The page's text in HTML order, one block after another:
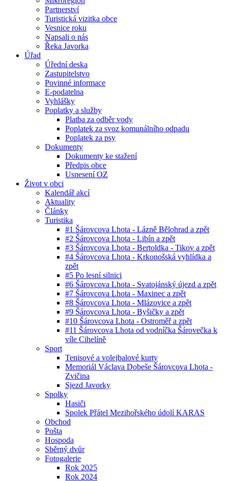
Partnerství
Turistická vizitka obce
Vesnice roku
Napsali o nás
Řeka Javorka
Úřad
Úřední deska
Zastupitelstvo
Povinné informace
E-podatelna
Vyhlášky
Poplatky a služby
Platba za odběr vody
Poplatek za svoz komunálního odpadu
Poplatek za psy
Dokumenty
Dokumenty ke stažení
Předpis obce
Usnesení OZ
Život v obci
Kalendář akcí
Aktuality
Články
Turistika
#1 Šárovcova Lhota - Lázně Bělohrad a zpět
#2 Šárovcova Lhota - Libín a zpět
#3 Šárovcova Lhota - Bertoldka - Tikov a zpět
#4 Šárovcova Lhota - Krkonošská vyhlídka a
zpět
#5 Po lesní silnici
#6 Šárovcova Lhota - Svatojánský újezd a zpět
#7 Šárovcova Lhota - Maxinec a zpět
#8 Šárovcova Lhota - Mlázovice a zpět
#9 Šárovcova Lhota - Byšičky a zpět
#10 Šárovcova Lhota - Ostroměř a zpět
#11 Šárovcova Lhota od vodníčka Šárovečka k
víle Cihelíně
Sport
Tenisové a volejbalové kurty
Memoriál Václava Dobeše Šárovcova Lhota -
Zvičina
Sjezd Javorky
Spolky
Hasiči
Spolek Přátel Mezihořského údolí KARAS
Obchod
Pošta
Hospoda
Sběrný dvůr
Fotogalerie
Rok 2025
Rok 2024